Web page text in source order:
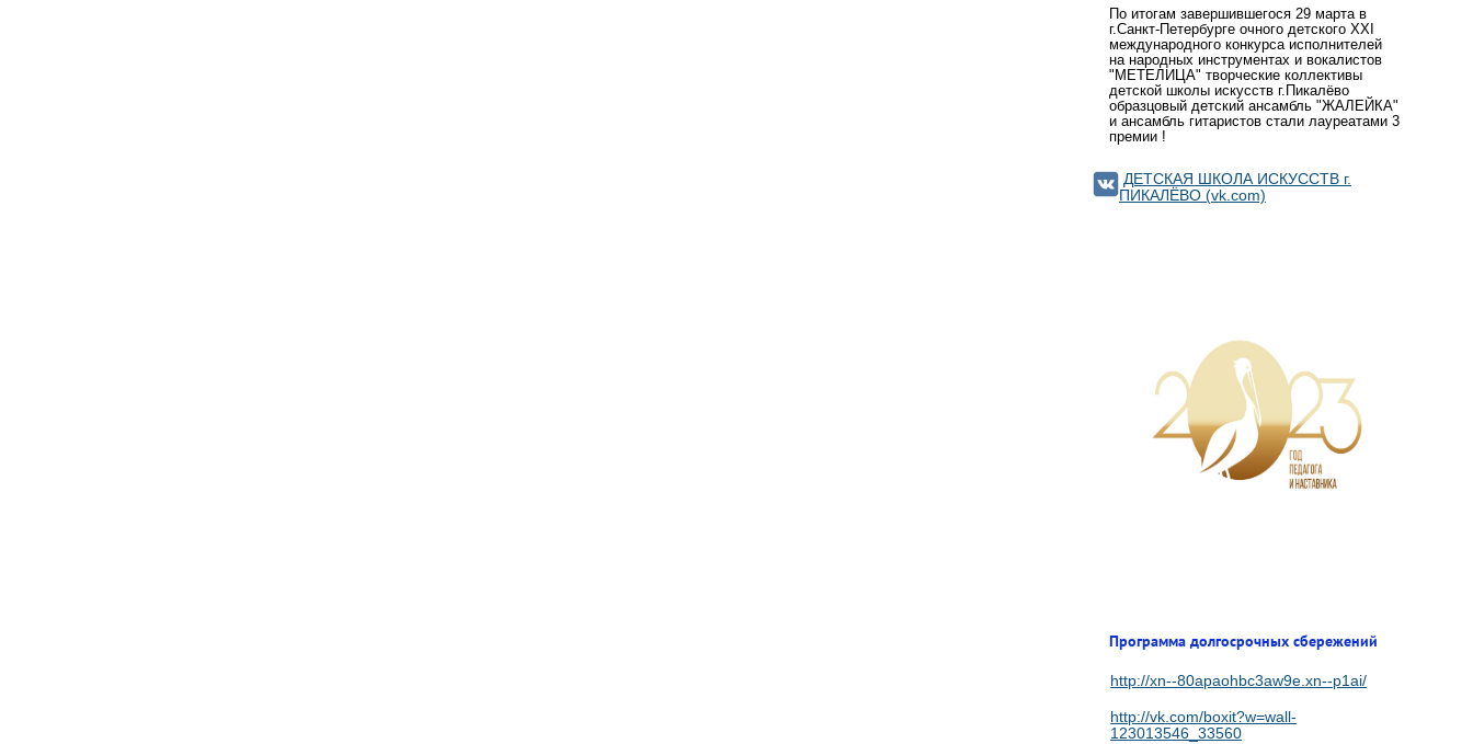
По итогам завершившегося 29 марта в
г.Санкт-Петербурге очного детского XXI
международного конкурса исполнителей
на народных инструментах и вокалистов
"МЕТЕЛИЦА" творческие коллективы
детской школы искусств г.Пикалёво
образцовый детский ансамбль "ЖАЛЕЙКА"
и ансамбль гитаристов стали лауреатами 3
премии !
ДЕТСКАЯ ШКОЛА ИСКУССТВ г.
ПИКАЛЁВО (vk.com)
Программа долгосрочных сбережений
http://xn--80apaohbc3aw9e.xn--p1ai/
http://vk.com/boxit?w=wall-
123013546_33560